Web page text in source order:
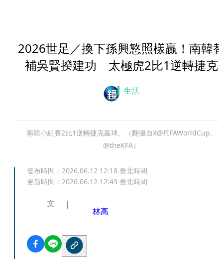
2026世足／換下孫興慜照樣贏！南韓
補吳賢揆建功 太極虎2比1逆轉捷克
生活
南韓小組賽2比1逆轉捷克贏球。（翻攝自X@FIFAWorldCup、
@theKFA）
發布時間： 2026.06.12 12:18 臺北時間
更新時間： 2026.06.12 12:43 臺北時間
文
林高